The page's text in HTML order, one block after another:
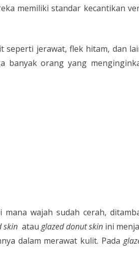
memiliki standar kecantikan
seperti jerawat, flek hitam, dan
banyak orang yang
mana wajah sudah cerah,
skin atau glazed donut skin ini
dalam merawat kulit. Pada